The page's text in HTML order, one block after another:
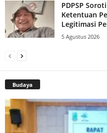
PDPSP
Ketentuan
Legitimasi
5 Agustus 2026
Budaya